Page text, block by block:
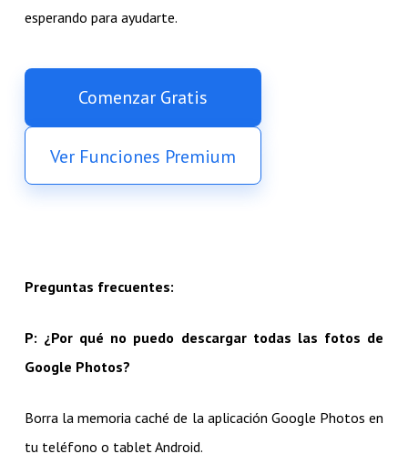
esperando para ayudarte.
Comenzar Gratis
Ver Funciones Premium
Preguntas frecuentes:
P: ¿Por qué no puedo descargar todas las fotos de
Google Photos?
Borra la memoria caché de la aplicación Google Photos en
tu teléfono o tablet Android.